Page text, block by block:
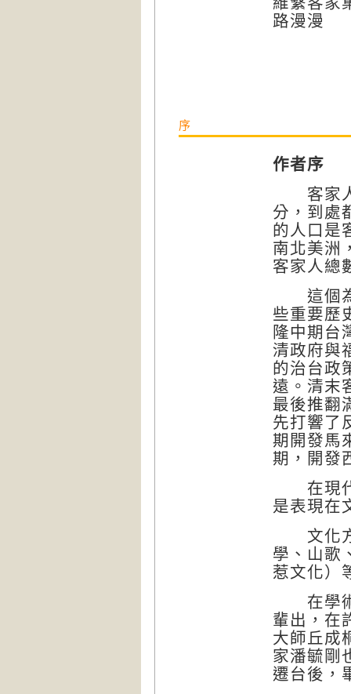
路漫漫
序
作者序
客家人
分，到處
的人口是
南北美洲
客家人總
這個為
些重要歷
隆中期台
清政府與
的治台政
遠。清末
最後推翻
先打響了
期開發馬
期，開發
在現代
是表現在
文化方
學、山歌
惹文化）
在學術
輩出，在
大師丘成
家潘毓剛
遷台後，